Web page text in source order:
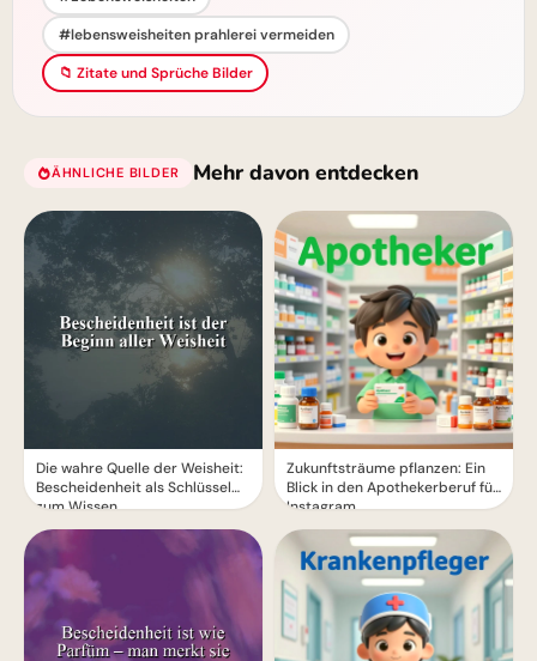
#lebensweisheiten prahlerei vermeiden
📁 Zitate und Sprüche Bilder
ÄHNLICHE BILDER Mehr davon entdecken
Die wahre Quelle der Weisheit:
Bescheidenheit als Schlüssel
zum Wissen
Zukunftsträume pflanzen: Ein
Blick in den Apothekerberuf für
Instagram